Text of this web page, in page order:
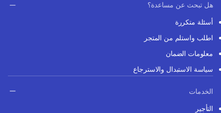
هل تبحث عن مساعدة؟
أسئلة متكررة
اطلب واستلم من المتجر
معلومات الضمان
سياسة الاستبدال والاسترجاع
الخدمات
التأجير